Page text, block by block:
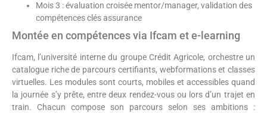
Mois 3 : évaluation croisée mentor/manager, validation des
compétences clés assurance
Montée en compétences via Ifcam et e-learning
Ifcam, l’université interne du groupe Crédit Agricole, orchestre un
catalogue riche de parcours certifiants, webformations et classes
virtuelles. Les modules sont courts, mobiles et accessibles quand
la journée s’y prête, entre deux rendez-vous ou lors d’un trajet en
train. Chacun compose son parcours selon ses ambitions :